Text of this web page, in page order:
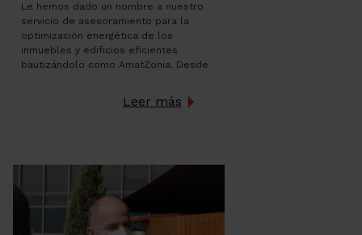
Le hemos dado un nombre a nuestro
servicio de asesoramiento para la
optimización energética de los
inmuebles y edificios eficientes
bautizándolo como AmatZonia. Desde
la eficiencia energética en todo tipo de
inmueble desde ya hace tiempo, y este
Leer más